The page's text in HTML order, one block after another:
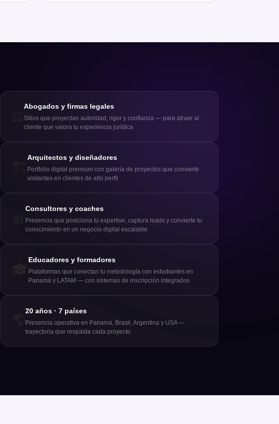
Abogados y firmas legales
Sitios que proyectan autoridad, rigor y confianza — para atraer al
cliente que valora tu experiencia jurídica
Arquitectos y diseñadores
Portfolio digital premium con galería de proyectos que convierte
visitantes en clientes de alto perfil
Consultores y coaches
Presencia que posiciona tu expertise, captura leads y convierte tu
conocimiento en un negocio digital escalable
Educadores y formadores
Plataformas que conectan tu metodología con estudiantes en
Panamá y LATAM — con sistemas de inscripción integrados
20 años · 7 países
Presencia operativa en Panamá, Brasil, Argentina y USA —
trayectoria que respalda cada proyecto